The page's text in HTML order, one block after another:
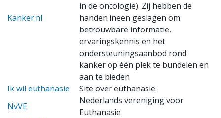
Kanker.nl
in de oncologie). Zij hebben de
handen ineen geslagen om
betrouwbare informatie,
ervaringskennis en het
ondersteuningsaanbod rond
kanker op één plek te bundelen en
aan te bieden
Ik wil euthanasie
Site over euthanasie
NvVE
Nederlands vereniging voor
Euthanasie